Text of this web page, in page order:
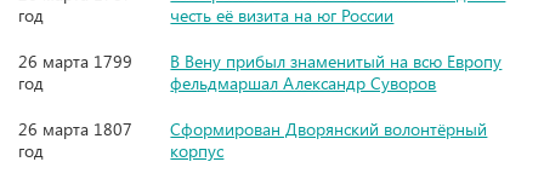
год
честь её визита на юг России
26 марта 1799
год
В Вену прибыл знаменитый на всю Европу
фельдмаршал Александр Суворов
26 марта 1807
год
Сформирован Дворянский волонтёрный
корпус